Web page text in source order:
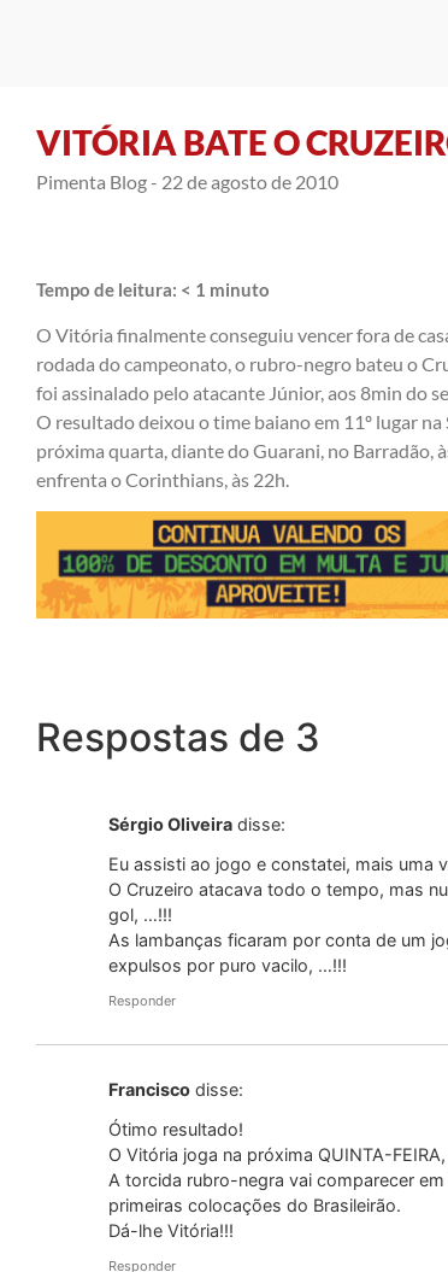
VITÓRIA BATE O
Pimenta Blog - 22 de agosto de 2010
Tempo de leitura: < 1 minuto
O Vitória finalmente conseguiu vencer fora de
rodada do campeonato, o rubro-negro bateu o
foi assinalado pelo atacante Júnior, aos 8min do
O resultado deixou o time baiano em 11º lugar
próxima quarta, diante do Guarani, no Barradão,
enfrenta o Corinthians, às 22h.
Respostas de 3
Sérgio Oliveira disse:
Eu assisti ao jogo e constatei, mais uma
O Cruzeiro atacava todo o tempo, mas
gol, …!!!
As lambanças ficaram por conta de um
expulsos por puro vacilo, …!!!
Responder
Francisco disse:
Ótimo resultado!
O Vitória joga na próxima QUINTA-
A torcida rubro-negra vai comparecer
primeiras colocações do Brasileirão.
Dá-lhe Vitória!!!
Responder